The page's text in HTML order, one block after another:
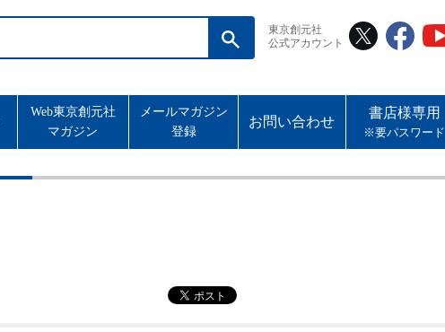
東京創元社
公式アカウント
Web東京創元社
マガジン
メールマガジン
登録
お問い合わせ
書店様専用
※要パスワード